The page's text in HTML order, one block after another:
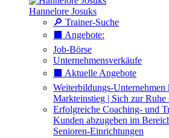
Hannelore Josuks
🔎 Trainer-Suche
⬛️ Angebote:
Job-Börse
Unternehmensverkäufe
⬛️ Aktuelle Angebote
Weiterbildungs-Unternehmen
Markteinstieg | Sich zur
Erfolgreiche Coaching- und
Kunden abzugeben im
Senioren-Einrichtungen